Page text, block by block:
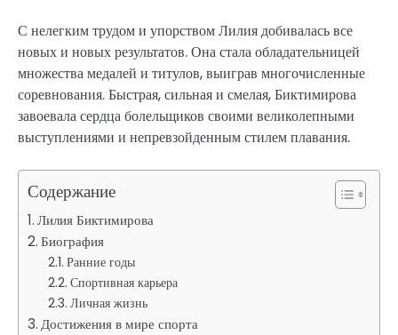
С нелегким трудом и упорством Лилия добивалась все
новых и новых результатов. Она стала обладательницей
множества медалей и титулов, выиграв многочисленные
соревнования. Быстрая, сильная и смелая, Биктимирова
завоевала сердца болельщиков своими великолепными
выступлениями и непревзойденным стилем плавания.
Содержание
Лилия Биктимирова
Биография
Ранние годы
Спортивная карьера
Личная жизнь
Достижения в мире спорта